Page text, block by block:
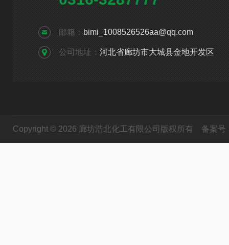
邮箱： bimi_1008526526aa@qq.com
公司地址： 河北省廊坊市大城县金地开发区
Copyright © 2026 廊坊浩北化工有限公司版权所有 备案号